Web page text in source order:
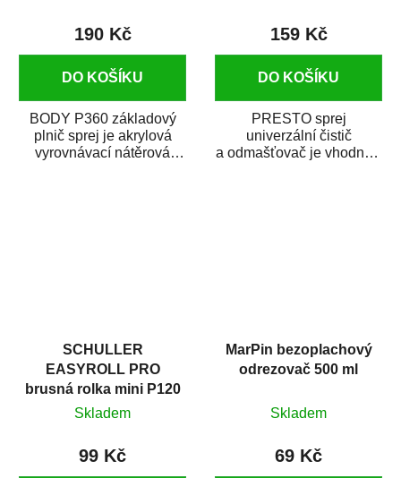
190 Kč
DO KOŠÍKU
BODY P360 základový
plnič sprej je akrylová
vyrovnávací nátěrová
159 Kč
DO KOŠÍKU
PRESTO sprej
univerzální čistič
a odmašťovač je vhodný k
SCHULLER
EASYROLL PRO
brusná rolka mini P120
Skladem
99 Kč
MarPin bezoplachový
odrezovač 500 ml
Skladem
69 Kč